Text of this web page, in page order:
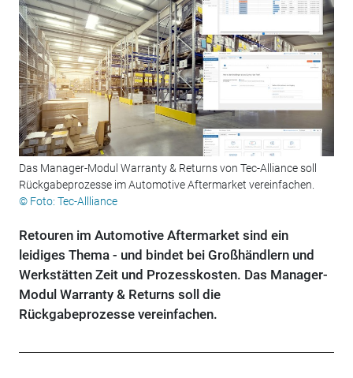
Das Manager-Modul Warranty & Returns von Tec-Alliance soll
Rückgabeprozesse im Automotive Aftermarket vereinfachen.
© Foto: Tec-Allliance
Retouren im Automotive Aftermarket sind ein
leidiges Thema - und bindet bei Großhändlern und
Werkstätten Zeit und Prozesskosten. Das Manager-
Modul Warranty & Returns soll die
Rückgabeprozesse vereinfachen.